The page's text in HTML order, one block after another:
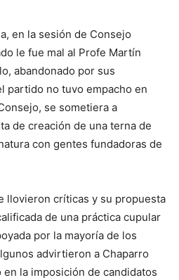
en la sesión de Consejo
le fue mal al Profe Martín
abandonado por sus
partido no tuvo empacho en
se sometiera a
de creación de una terna de
con gentes fundadoras de
llovieron críticas y su propuesta
de una práctica cupular
por la mayoría de los
advirtieron a Chaparro
la imposición de candidatos